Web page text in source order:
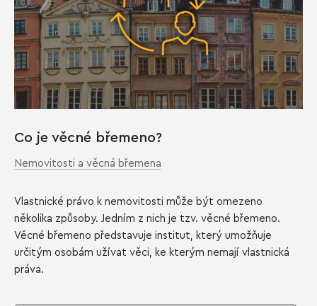
Co je věcné břemeno?
Nemovitosti a věcná břemena
Vlastnické právo k nemovitosti může být omezeno
několika způsoby. Jedním z nich je tzv. věcné břemeno.
Věcné břemeno představuje institut, který umožňuje
určitým osobám užívat věci, ke kterým nemají vlastnická
práva.